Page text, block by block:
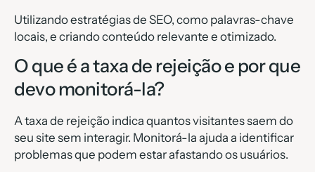
Utilizando estratégias de SEO, como palavras-chave
locais, e criando conteúdo relevante e otimizado.
O que é a taxa de rejeição e por que
devo monitorá-la?
A taxa de rejeição indica quantos visitantes saem do
seu site sem interagir. Monitorá-la ajuda a identificar
problemas que podem estar afastando os usuários.